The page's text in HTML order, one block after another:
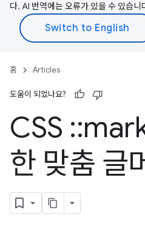
다. AI 번역에는 오류가 있을 수 있습니
홈 Articles
도움이 되었나요?
CSS ::
한 맞춤 글